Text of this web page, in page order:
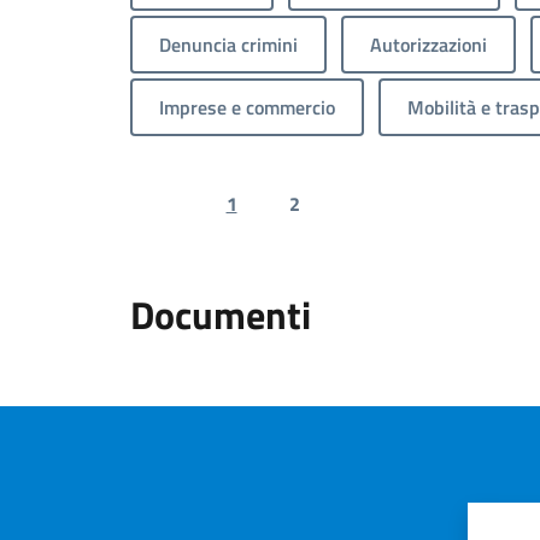
Denuncia crimini Autorizzazioni
Imprese e commercio Mobilità e
Previous page
1 2
Documenti